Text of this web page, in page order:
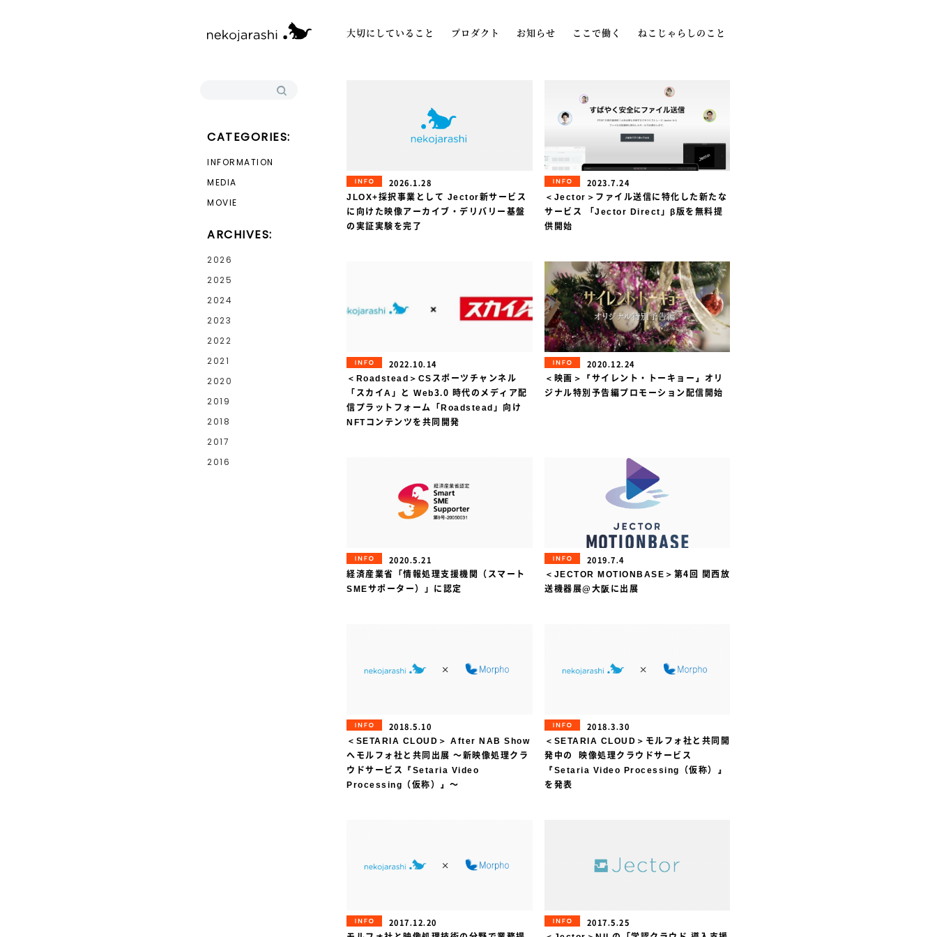
大切にしていること プロダクト お知らせ ここで働く ねこじゃらしのこと
INFORMATION
2026.1.28
JLOX+採択事業として Jector新サービス
に向けた映像アーカイブ・デリバリー基盤
の実証実験を完了
INFORMATION
2023.7.24
＜Jector＞ファイル送信に特化した新たな
サービス 「Jector Direct」β版を無料提
供開始
INFORMATION
2022.10.14
＜Roadstead＞CSスポーツチャンネル
「スカイA」と Web3.0 時代のメディア配
信プラットフォーム「Roadstead」向け
NFTコンテンツを共同開発
INFORMATION
2020.12.24
＜映画＞『サイレント・トーキョー』オリ
ジナル特別予告編プロモーション配信開始
INFORMATION
2020.5.21
経済産業省「情報処理支援機関（スマート
SMEサポーター）」に認定
INFORMATION
2019.7.4
＜JECTOR MOTIONBASE＞第4回 関西放
送機器展@大阪に出展
INFORMATION
2018.5.10
＜SETARIA CLOUD＞ After NAB Show
へモルフォ社と共同出展 〜新映像処理クラ
ウドサービス『Setaria Video
Processing（仮称）』〜
INFORMATION
2018.3.30
＜SETARIA CLOUD＞モルフォ社と共同開
発中の 映像処理クラウドサービス
『Setaria Video Processing（仮称）』
を発表
INFORMATION
2017.12.20 INFORMATION
2017.5.25
CATEGORIES:
INFORMATION
MEDIA
MOVIE
ARCHIVES:
2026
2025
2024
2023
2022
2021
2020
2019
2018
2017
2016